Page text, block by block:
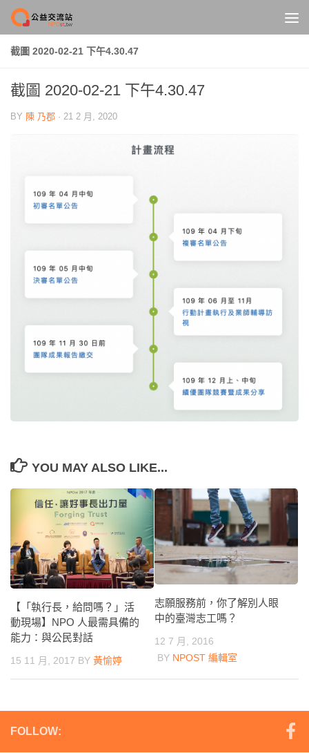
Skip to content
截圖 2020-02-21 下午4.30.47
截圖 2020-02-21 下午4.30.47
BY 陳 乃郡 · 21 2 月, 2020
YOU MAY ALSO LIKE...
【「執行長，給問嗎？」活
動現場】NPO 人最需具備的
能力：與公民對話
15 11 月, 2017 BY 黃愉婷
志願服務前，你了解別人眼
中的臺灣志工嗎？
12 7 月, 2016
BY NPOST 編輯室
FOLLOW: